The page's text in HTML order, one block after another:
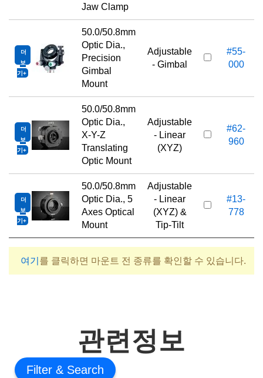
Jaw Clamp
더
보
기
50.0/50.8mm
Optic Dia.,
Precision
Gimbal
Mount
Adjustable
- Gimbal
#55-
000
더
보
기
50.0/50.8mm
Optic Dia.,
X-Y-Z
Translating
Optic Mount
Adjustable
- Linear
(XYZ)
#62-
960
더
보
기
50.0/50.8mm
Optic Dia., 5
Axes Optical
Mount
Adjustable
- Linear
(XYZ) &
Tip-Tilt
#13-
778
여기 를 클릭하면 마운트 전 종류를 확인할 수 있습니다.
관련정보
Filter